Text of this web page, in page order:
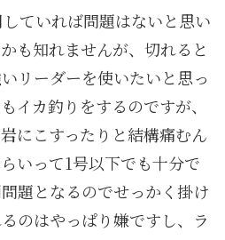
ていれば問題はないと思い
も知れませんが、切れると
リーダーを使いたいと思っ
イカ釣りをするのですが、
にこすったりと結構痛むん
いって1号以下でも十分で
題となるのでせっかく掛け
のはやっぱり嫌ですし、ラ